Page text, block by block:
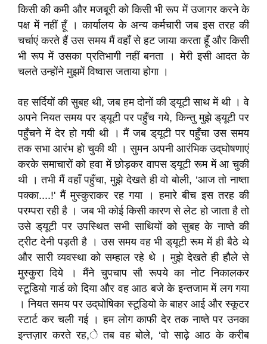
किसी की कमी और मजबूरी को किसी भी रूप में उजागर करने के
पक्ष में नहीं हूँ । कार्यालय के अन्य कर्मचारी जब इस तरह की
चर्चाएं करते हैं उस समय मैं वहाँ से हट जाया करता हूँ और किसी
भी रूप में उसका प्रतिभागी नहीं बनता । मेरी इसी आदत के
चलते उन्होंने मुझमें विष्वास जताया होगा ।
वह सर्दियों की सुबह थी, जब हम दोनों की ड्‌यूटी साथ में थी । वे
अपने नियत समय पर ड्‌यूटी पर पहुँच गये, किन्तु मुझे ड्‌यूटी पर
पहुँचने में देर हो गयी थी । मैं जब ड्‌यूटी पर पहुँचा उस समय
तक सभा आरंभ हो चुकी थी । सुमन अपनी आरंभिक उद्‌घोषणाएं
करके समाचारों को हवा में छोड़कर वापस ड्‌यूटी रूम में आ चुकी
थी । तभी मैं वहाँ पहुँचा, मुझे देखते ही वो बोली, ‘आज तो नाष्ता
पक्का....!' मैं मुस्कुराकर रह गया । हमारे बीच इस तरह की
परम्परा रही है । जब भी कोई किसी कारण से लेट हो जाता है तो
उसे ड्‌यूटी पर उपस्थित सभी साथियों को सुबह के नाष्ते की
ट्रीट देनी पड़ती है । उस समय वह भी ड्‌यूटी रूम में ही बैठे थे
और सारी व्यवस्था को सम्हाल रहे थे । मुझे देखते ही हौले से
मुस्कुरा दिये । मैंने चुपचाप सौ रूपये का नोट निकालकर
स्टूडियो गार्ड को दिया और वह आठ बजे के इन्तजाम में लग गया
। नियत समय पर उद्‌घोषिका स्टूडियो के बाहर आई और स्कूटर
स्टार्ट कर चली गई । हम लोग काफी देर तक नाष्ते पर उनका
इन्तज़ार करते रह,े तब वह बोले, ‘वो साढ़े आठ के करीब